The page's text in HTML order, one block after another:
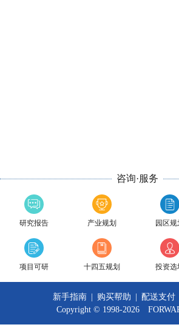
咨询·服务
研究报告 产业规划 园区规
项目可研 十四五规划 投资选
新手指南 购买帮助 配送支付
Copyright © 1998-2026